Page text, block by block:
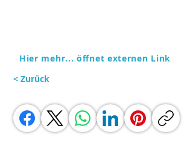
Hier mehr... öffnet externen Link
< Zurück